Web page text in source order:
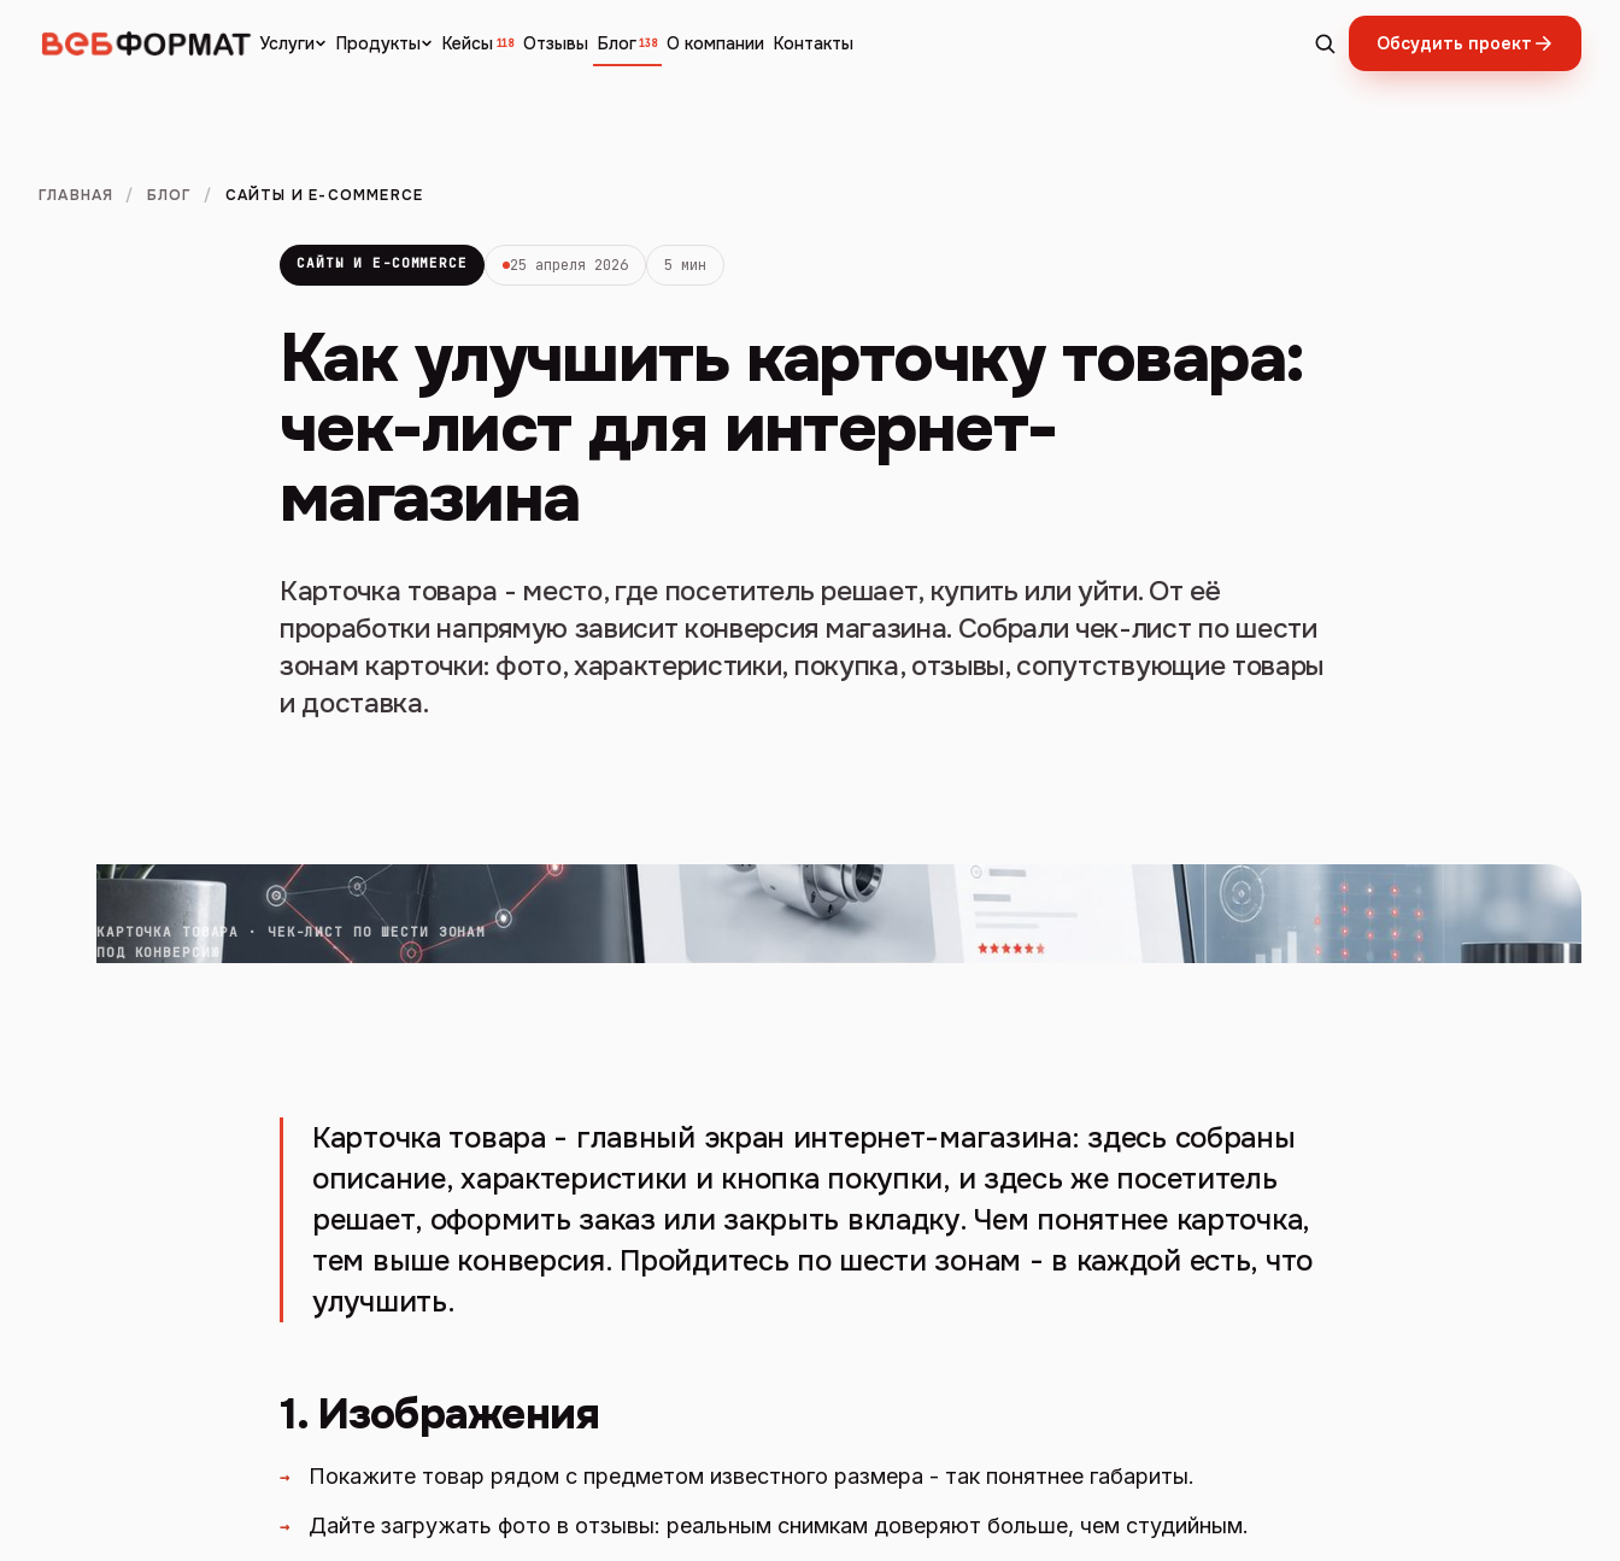
Услуги Продукты Кейсы 118 Отзывы Блог 138 О компании Контакты Обсудить проект
ГЛАВНАЯ / БЛОГ / САЙТЫ И E-COMMERCE
САЙТЫ И E-COMMERCE 25 апреля 2026 5 мин
Как улучшить карточку товара:
чек-лист для интернет-
магазина
Карточка товара - место, где посетитель решает, купить или уйти. От её
проработки напрямую зависит конверсия магазина. Собрали чек-лист по шести
зонам карточки: фото, характеристики, покупка, отзывы, сопутствующие товары
и доставка.
КАРТОЧКА ТОВАРА · ЧЕК-ЛИСТ ПО ШЕСТИ ЗОНАМ
ПОД КОНВЕРСИЮ
Карточка товара - главный экран интернет-магазина: здесь собраны
описание, характеристики и кнопка покупки, и здесь же посетитель
решает, оформить заказ или закрыть вкладку. Чем понятнее карточка,
тем выше конверсия. Пройдитесь по шести зонам - в каждой есть, что
улучшить.
1. Изображения
→ Покажите товар рядом с предметом известного размера - так понятнее габариты.
→ Дайте загружать фото в отзывы: реальным снимкам доверяют больше, чем студийным.